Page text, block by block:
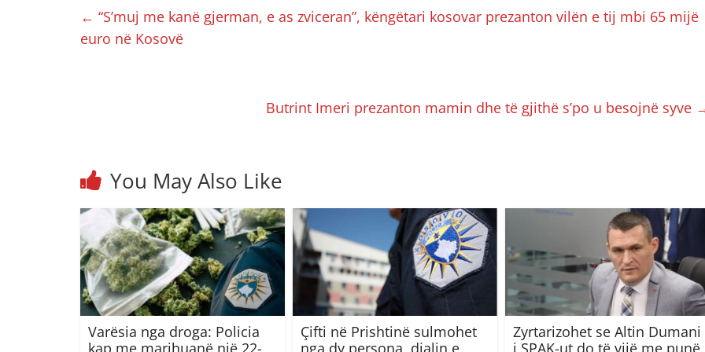
← “S’muj me kanë gjerman, e as zviceran”, këngëtari kosovar prezanton vilën e tij mbi 65 mijë
euro në Kosovë
Butrint Imeri prezanton mamin dhe të gjithë s’po u besojnë syve
You May Also Like
Varësia nga droga: Policia
kap me marihuanë një 22-
Çifti në Prishtinë sulmohet
nga dy persona, djalin e
Zyrtarizohet se Altin Dumani
i SPAK-ut do të vijë me punë